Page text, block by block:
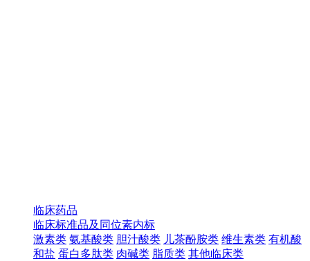
临床药品
临床标准品及同位素内标
激素类 氨基酸类 胆汁酸类 儿茶酚胺类 维生素类 有机酸
和盐 蛋白多肽类 肉碱类 脂质类 其他临床类